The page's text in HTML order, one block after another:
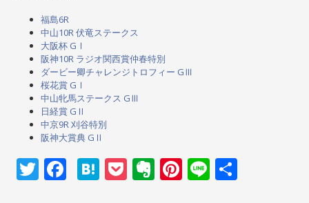
福島6R
中山10R 伏竜ステークス
大阪杯 GⅠ
阪神10R ラジオ関西賞仲春特別
ダービー卿チャレンジトロフィー GⅢ
桜花賞 GⅠ
中山牝馬ステークス GⅢ
日経賞 GⅡ
中京9R 刈谷特別
阪神大賞典 GⅡ
TwitterFacebook
Hatena
Pocket
Evernote
Pinterest
Line